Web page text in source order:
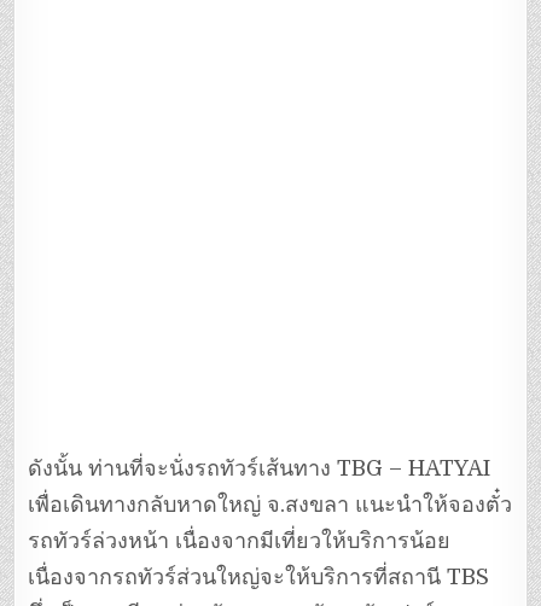
ดังนั้น ท่านที่จะนั่งรถทัวร์เส้นทาง TBG – HATYAI
เพื่อเดินทางกลับหาดใหญ่ จ.สงขลา แนะนำให้จองตั๋ว
รถทัวร์ล่วงหน้า เนื่องจากมีเที่ยวให้บริการน้อย
เนื่องจากรถทัวร์ส่วนใหญ่จะให้บริการที่สถานี TBS